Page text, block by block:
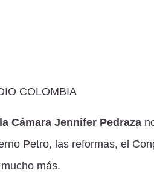
COLOMBIA
Cámara Jennifer Pedraza
Petro, las reformas, el
más.